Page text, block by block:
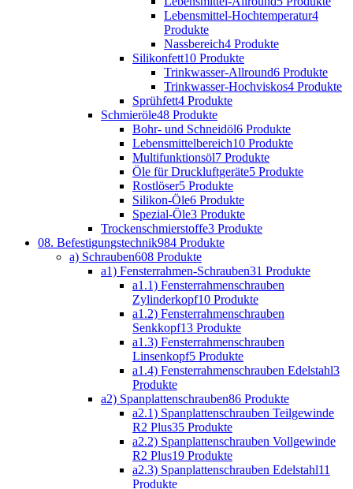
Lebensmittel-Hochtemperatur4
Produkte
Nassbereich4 Produkte
Silikonfett10 Produkte
Trinkwasser-Allround6 Produkte
Trinkwasser-Hochviskos4 Produkte
Sprühfett4 Produkte
Schmieröle48 Produkte
Bohr- und Schneidöl6 Produkte
Lebensmittelbereich10 Produkte
Multifunktionsöl7 Produkte
Öle für Druckluftgeräte5 Produkte
Rostlöser5 Produkte
Silikon-Öle6 Produkte
Spezial-Öle3 Produkte
Trockenschmierstoffe3 Produkte
08. Befestigungstechnik984 Produkte
a) Schrauben608 Produkte
a1) Fensterrahmen-Schrauben31 Produkte
a1.1) Fensterrahmenschrauben
Zylinderkopf10 Produkte
a1.2) Fensterrahmenschrauben
Senkkopf13 Produkte
a1.3) Fensterrahmenschrauben
Linsenkopf5 Produkte
a1.4) Fensterrahmenschrauben Edelstahl3
Produkte
a2) Spanplattenschrauben86 Produkte
a2.1) Spanplattenschrauben Teilgewinde
R2 Plus35 Produkte
a2.2) Spanplattenschrauben Vollgewinde
R2 Plus19 Produkte
a2.3) Spanplattenschrauben Edelstahl11
Produkte